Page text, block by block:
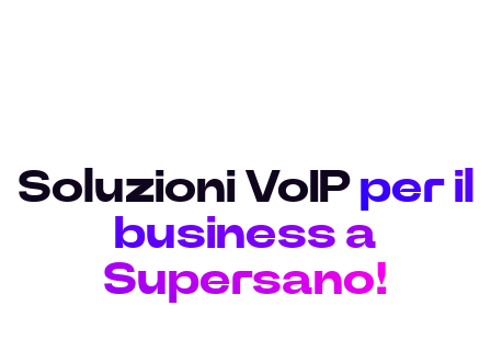
Soluzioni VoIP per il
business a
Supersano!